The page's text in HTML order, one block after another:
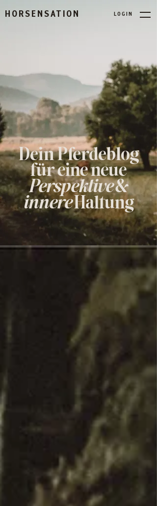
HORSENSATION L O G I N
Dein Pferdeblog
für eine neue
Perspektive&
innereHaltung